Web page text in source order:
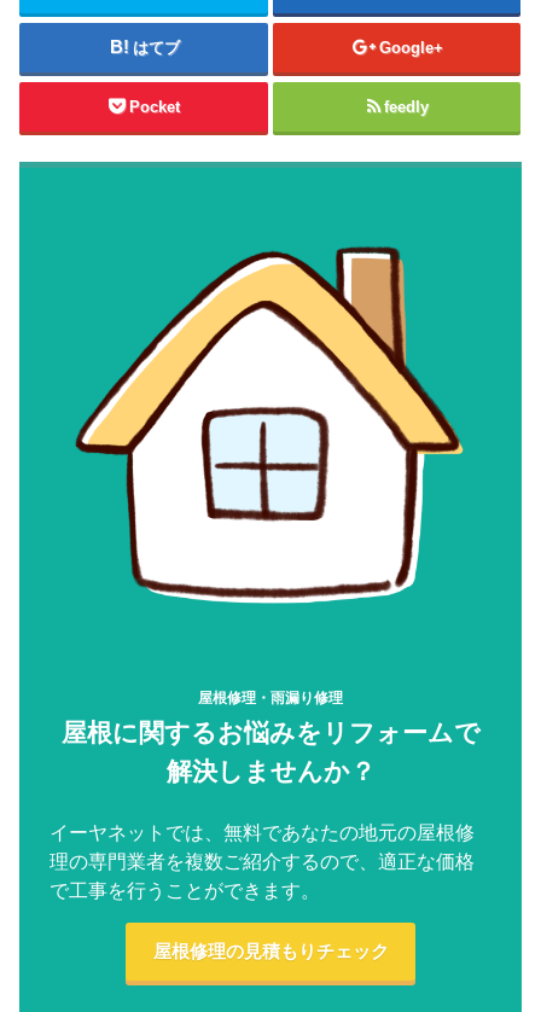
はてブ Google+
Pocket feedly
屋根修理・雨漏り修理
屋根に関するお悩みをリフォームで
解決しませんか？
イーヤネットでは、無料であなたの地元の屋根修
理の専門業者を複数ご紹介するので、適正な価格
で工事を行うことができます。
屋根修理の見積もりチェック